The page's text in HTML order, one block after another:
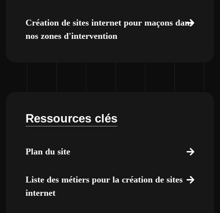
Création de sites internet pour maçons dans
nos zones d'intervention
Ressources clés
Plan du site
Liste des métiers pour la création de sites
internet